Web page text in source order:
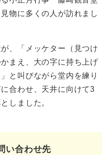
物に多くの人が訪れまし
、「メッケター（見つけ
まえ、大の字に持ち上げ
と叫びながら堂内を練り
合わせ、天井に向けて3
しました。
い合わせ先